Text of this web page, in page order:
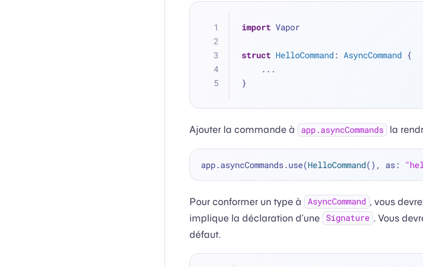
import Vapor
struct HelloCommand: AsyncCommand {
...
}
Ajouter la commande à app.asyncCommands la
app.asyncCommands.use(HelloCommand(), as:
Pour conformer un type à AsyncCommand , vous
implique la déclaration d’une
Signature . Vous
défaut.